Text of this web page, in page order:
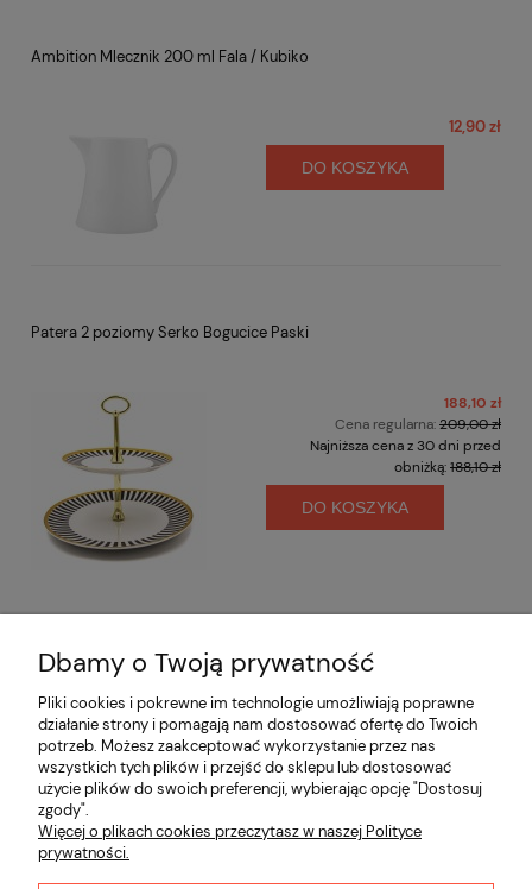
Ambition Mlecznik 200 ml Fala / Kubiko
12,90 zł
DO KOSZYKA
Patera 2 poziomy Serko Bogucice Paski
188,10 zł
Cena regularna:209,00 zł
Najniższa cena z 30 dni przed
obniżką:188,10 zł
DO KOSZYKA
Opinie o produkcie (0)
Informacje
Płatności i dostawa
Dbamy o Twoją prywatność
Pliki cookies i pokrewne im technologie umożliwiają poprawne
działanie strony i pomagają nam dostosować ofertę do Twoich
potrzeb. Możesz zaakceptować wykorzystanie przez nas
wszystkich tych plików i przejść do sklepu lub dostosować
użycie plików do swoich preferencji, wybierając opcję "Dostosuj
zgody".
Więcej o plikach cookies przeczytasz w naszej Polityce
prywatności.